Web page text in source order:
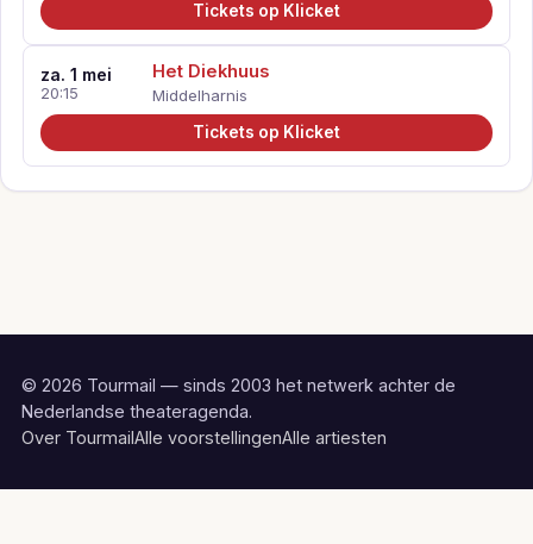
Tickets op Klicket
za. 1 mei
20:15
Het Diekhuus
Middelharnis
Tickets op Klicket
© 2026 Tourmail — sinds 2003 het netwerk achter de
Nederlandse theateragenda.
Over TourmailAlle voorstellingenAlle artiesten